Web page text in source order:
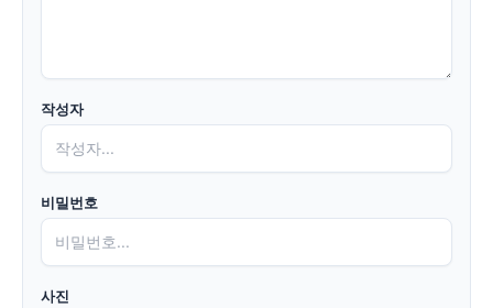
작성자
비밀번호
사진